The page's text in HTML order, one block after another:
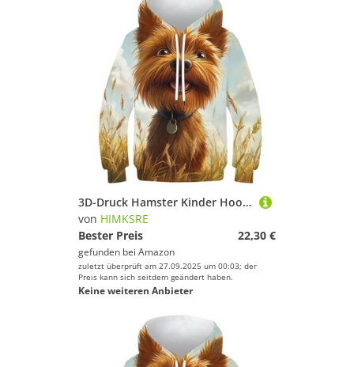
3D-Druck Hamster Kinder Hoodie Jungen Mädchen Sweatshirt Hoodies Pullover Langarm 11-13Y(Style-9,150)
von HIMKSRE
Bester Preis
22,30 €
gefunden bei Amazon
zuletzt überprüft am 27.09.2025 um 00:03; der
Preis kann sich seitdem geändert haben.
Keine weiteren Anbieter